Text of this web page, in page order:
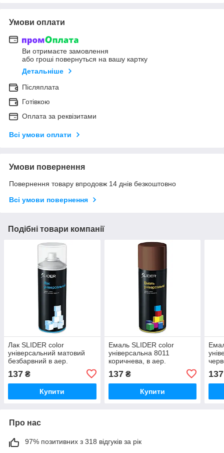
Умови оплати
Ви отримаєте замовлення
або гроші повернуться на вашу картку
Детальніше
Післяплата
Готівкою
Оплата за реквізитами
Всі умови оплати
Умови повернення
Повернення товару впродовж 14 днів безкоштовно
Всі умови повернення
Подібні товари компанії
Лак SLIDER color
універсальний матовий
безбарвний в аер.
пакованні 400 мл (12 шт./
пач.
137 ₴
Купити
Емаль SLIDER color
універсальна 8011
коричнева, в аер.
пакованні 400 мл (12 шт./
пач.
137₴
Купити
137
Про нас
97% позитивних з 318 відгуків за рік